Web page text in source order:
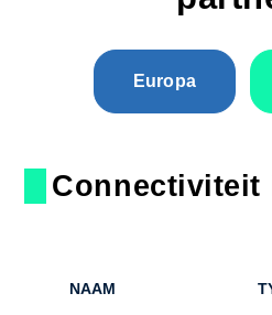
Europa
Connectiviteit
NAAM